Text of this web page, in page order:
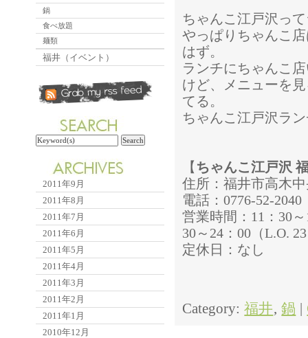
ちゃんこ江戸沢っ
やっぱりちゃんこ
はず。
ランチにちゃんこ
けど、メニューを
てる。
ちゃんこ江戸沢ラ
【 ちゃんこ江戸沢
住所：福井市高木中
電話：0776-52-2040
営業時間：11：30
30～24：00（L.O.
定休日：なし
Category: 福井, 鍋
鍋
食べ放題
麺類
福井（イベント）
2011年9月
2011年8月
2011年7月
2011年6月
2011年5月
2011年4月
2011年3月
2011年2月
2011年1月
2010年12月